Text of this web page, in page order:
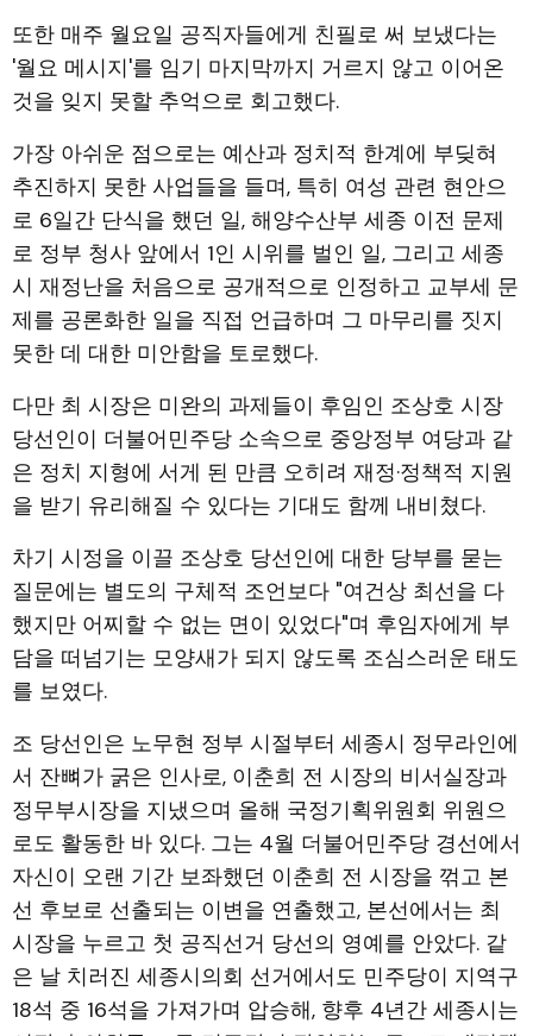
또한 매주 월요일 공직자들에게 친필로 써 보냈다는
'월요 메시지'를 임기 마지막까지 거르지 않고 이어온
것을 잊지 못할 추억으로 회고했다.
가장 아쉬운 점으로는 예산과 정치적 한계에 부딪혀
추진하지 못한 사업들을 들며, 특히 여성 관련 현안으
로 6일간 단식을 했던 일, 해양수산부 세종 이전 문제
로 정부 청사 앞에서 1인 시위를 벌인 일, 그리고 세종
시 재정난을 처음으로 공개적으로 인정하고 교부세 문
제를 공론화한 일을 직접 언급하며 그 마무리를 짓지
못한 데 대한 미안함을 토로했다.
다만 최 시장은 미완의 과제들이 후임인 조상호 시장
당선인이 더불어민주당 소속으로 중앙정부 여당과 같
은 정치 지형에 서게 된 만큼 오히려 재정·정책적 지원
을 받기 유리해질 수 있다는 기대도 함께 내비쳤다.
차기 시정을 이끌 조상호 당선인에 대한 당부를 묻는
질문에는 별도의 구체적 조언보다 "여건상 최선을 다
했지만 어찌할 수 없는 면이 있었다"며 후임자에게 부
담을 떠넘기는 모양새가 되지 않도록 조심스러운 태도
를 보였다.
조 당선인은 노무현 정부 시절부터 세종시 정무라인에
서 잔뼈가 굵은 인사로, 이춘희 전 시장의 비서실장과
정무부시장을 지냈으며 올해 국정기획위원회 위원으
로도 활동한 바 있다. 그는 4월 더불어민주당 경선에서
자신이 오랜 기간 보좌했던 이춘희 전 시장을 꺾고 본
선 후보로 선출되는 이변을 연출했고, 본선에서는 최
시장을 누르고 첫 공직선거 당선의 영예를 안았다. 같
은 날 치러진 세종시의회 선거에서도 민주당이 지역구
18석 중 16석을 가져가며 압승해, 향후 4년간 세종시는